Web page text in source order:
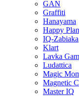
GAN
Graffiti
Hanayama
Happy
IQ-Zabiaka
Klart
Lavka
Ludattica
Magic
Magnetic
Master IQ